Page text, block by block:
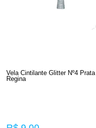
Vela Cintilante Glitter Nº4 Prata
Regina